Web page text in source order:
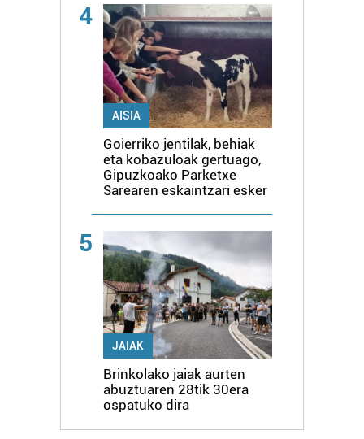
4
AISIA
Goierriko jentilak, behiak
eta kobazuloak gertuago,
Gipuzkoako Parketxe
Sarearen eskaintzari esker
5
JAIAK
Brinkolako jaiak aurten
abuztuaren 28tik 30era
ospatuko dira